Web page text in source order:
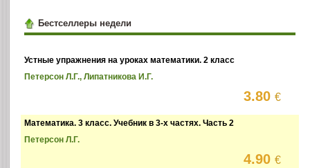
Бестселлеры недели
Устные упражнения на уроках математики. 2 класс
Петерсон Л.Г., Липатникова И.Г.
3.80€
Математика. 3 класс. Учебник в 3-х частях. Часть 2
Петерсон Л.Г.
4.90€